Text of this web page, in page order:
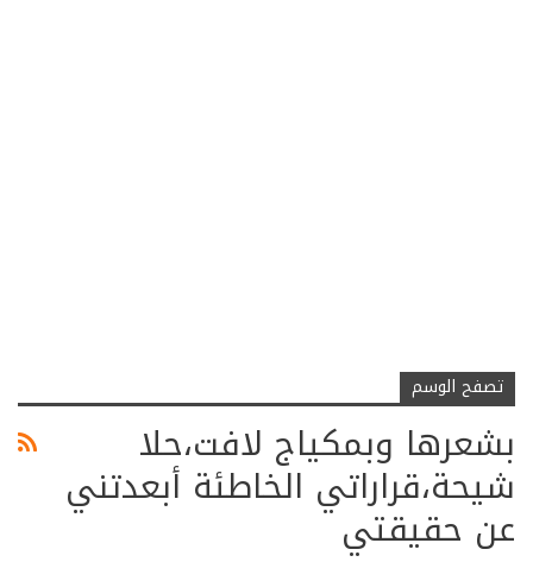
تصفح الوسم
بشعرها وبمكياج لافت،حلا
شيحة،قراراتي الخاطئة أبعدتني
عن حقيقتي